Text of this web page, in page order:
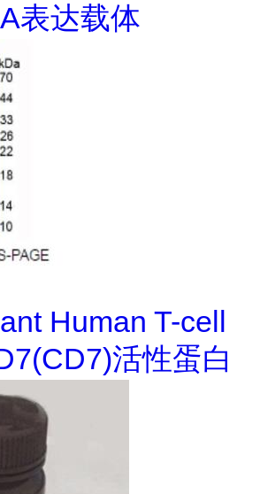
表达载体
Human T-cell
活性蛋白